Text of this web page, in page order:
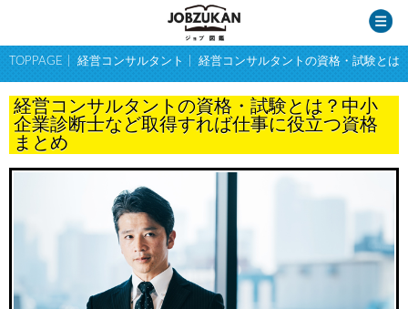
TOPPAGE 経営コンサルタント 経営コンサルタントの資格・試験とは
経営コンサルタントの資格・試験とは？中小
企業診断士など取得すれば仕事に役立つ資格
まとめ